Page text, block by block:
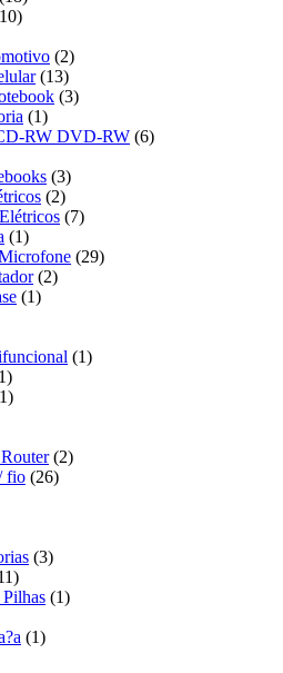
(2)
(13)
(3)
(1)
RW DVD-RW (6)
(3)
(2)
(7)
(1)
(29)
(2)
(1)
(1)
(2)
fio (26)
(3)
(1)
(1)